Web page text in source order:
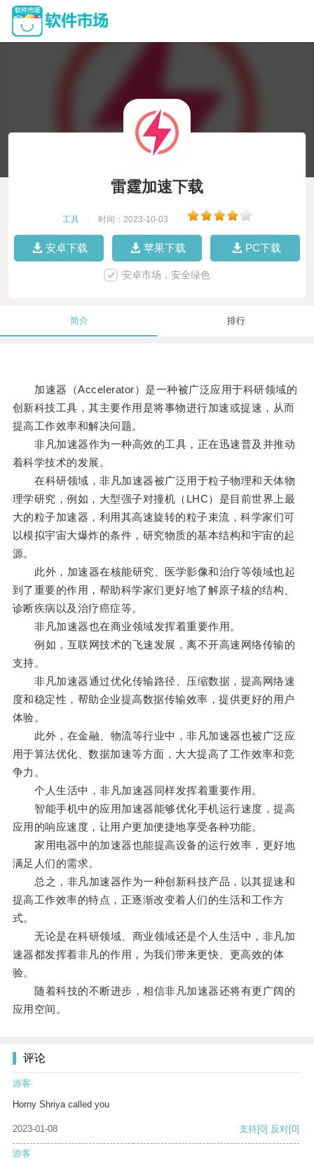
雷霆加速下载
工具 时间：2023-10-03
安卓下载 苹果下载 PC下载
安卓市场，安全绿色
简介 排行
加速器（Accelerator）是一种被广泛应用于科研领域的
创新科技工具，其主要作用是将事物进行加速或提速，从而
提高工作效率和解决问题。
非凡加速器作为一种高效的工具，正在迅速普及并推动
着科学技术的发展。
在科研领域，非凡加速器被广泛用于粒子物理和天体物
理学研究，例如，大型强子对撞机（LHC）是目前世界上最
大的粒子加速器，利用其高速旋转的粒子束流，科学家们可
以模拟宇宙大爆炸的条件，研究物质的基本结构和宇宙的起
源。
此外，加速器在核能研究、医学影像和治疗等领域也起
到了重要的作用，帮助科学家们更好地了解原子核的结构、
诊断疾病以及治疗癌症等。
非凡加速器也在商业领域发挥着重要作用。
例如，互联网技术的飞速发展，离不开高速网络传输的
支持。
非凡加速器通过优化传输路径、压缩数据，提高网络速
度和稳定性，帮助企业提高数据传输效率，提供更好的用户
体验。
此外，在金融、物流等行业中，非凡加速器也被广泛应
用于算法优化、数据加速等方面，大大提高了工作效率和竞
争力。
个人生活中，非凡加速器同样发挥着重要作用。
智能手机中的应用加速器能够优化手机运行速度，提高
应用的响应速度，让用户更加便捷地享受各种功能。
家用电器中的加速器也能提高设备的运行效率，更好地
满足人们的需求。
总之，非凡加速器作为一种创新科技产品，以其提速和
提高工作效率的特点，正逐渐改变着人们的生活和工作方
式。
无论是在科研领域、商业领域还是个人生活中，非凡加
速器都发挥着非凡的作用，为我们带来更快、更高效的体
验。
随着科技的不断进步，相信非凡加速器还将有更广阔的
应用空间。
评论
游客
Horny Shriya called you
2023-01-08 支持[0] 反对[0]
游客